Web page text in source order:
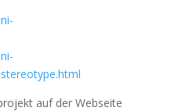
auf der Webseite